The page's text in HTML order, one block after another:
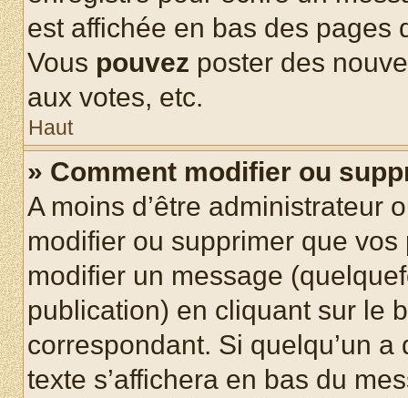
est affichée en bas des pages
Vous pouvez poster des
aux votes, etc.
Haut
» Comment modifier ou
A moins d’être administrateur
modifier ou supprimer que
modifier un message
publication) en cliquant sur le
correspondant. Si quelqu’un
texte s’affichera en bas du